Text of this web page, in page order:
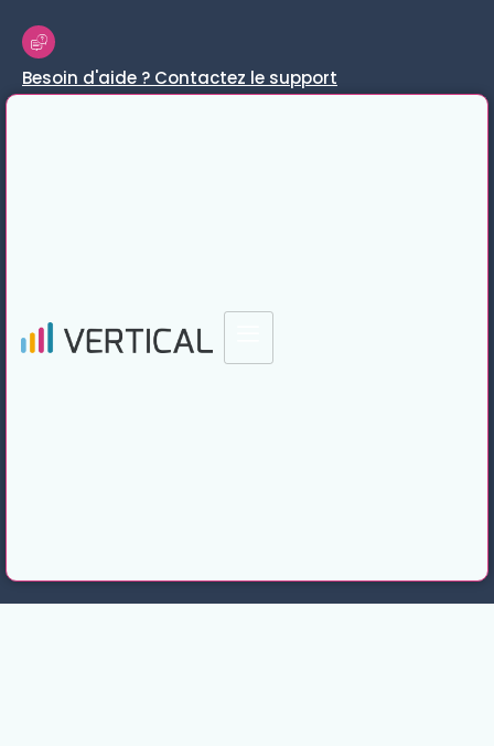
Besoin d'aide ? Contactez le support